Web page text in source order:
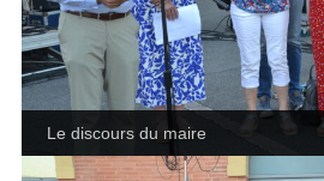
Le discours du maire